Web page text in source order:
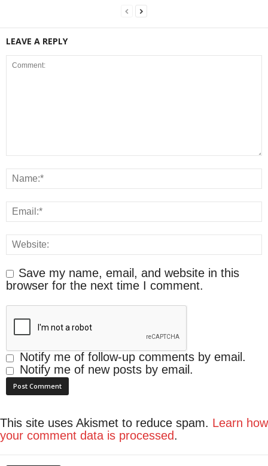
LEAVE A REPLY
Save my name, email, and website in this
browser for the next time I comment.
Notify me of follow-up comments by email.
Notify me of new posts by email.
This site uses Akismet to reduce spam. Learn how
your comment data is processed.